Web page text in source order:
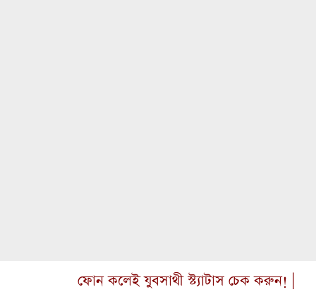
ফোন কলেই যুবসাথী স্ট্যাটাস চেক করুন! |